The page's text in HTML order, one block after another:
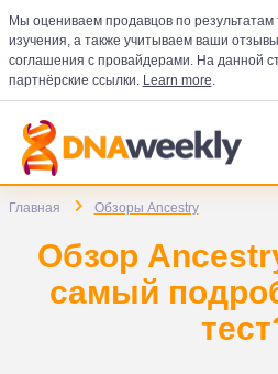
Мы оцениваем продавцов по результатам
изучения, а также учитываем ваши
соглашения с провайдерами. На данной
партнёрские ссылки. Learn more.
Главная Обзоры Ancestry
Обзор
самый